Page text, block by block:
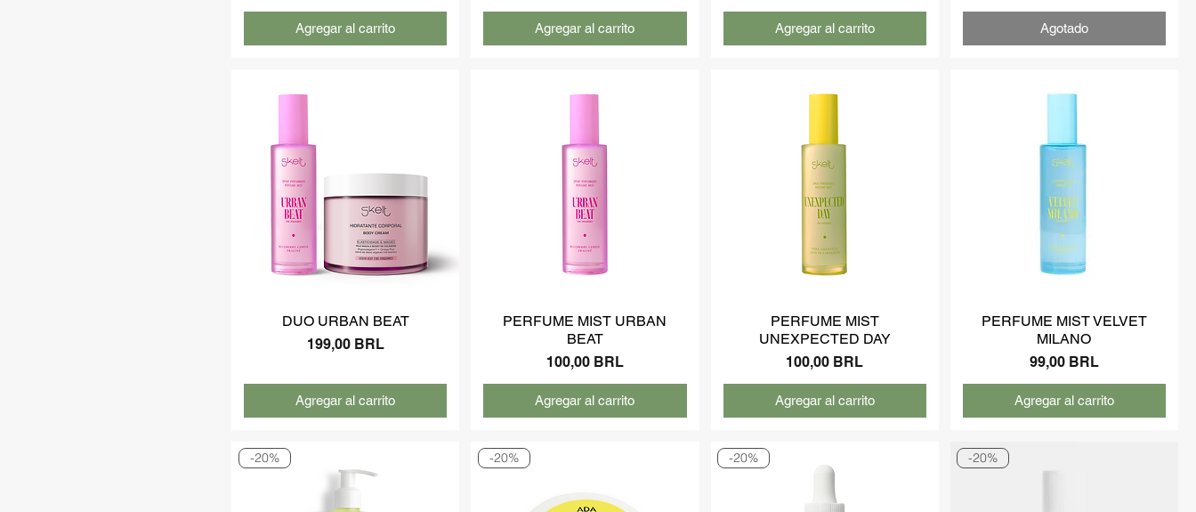
Agregar al carrito Agregar al carrito Agregar al carrito Agotado
DUO URBAN BEAT
Precio
199,00 BRL
Agregar al carrito
PERFUME MIST URBAN
BEAT
Precio
100,00 BRL
Agregar al carrito
PERFUME MIST
UNEXPECTED DAY
Precio
100,00 BRL
Agregar al carrito
PERFUME MIST VELVET
MILANO
Precio
99,00 BRL
Agregar al carrito
-20% -20% -20% -20%